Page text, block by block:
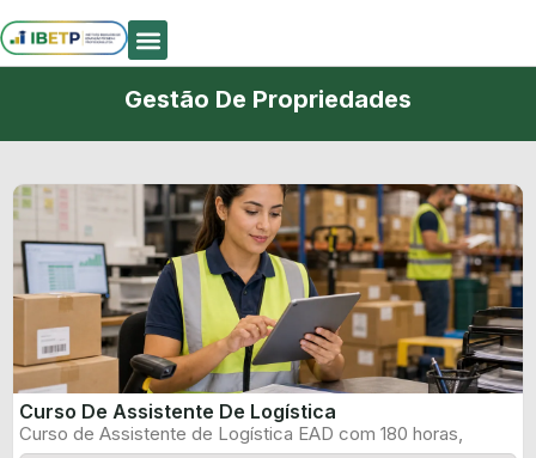
Gestão De Propriedades
Curso De Assistente De Logística
Curso de Assistente de Logística EAD com 180 horas,